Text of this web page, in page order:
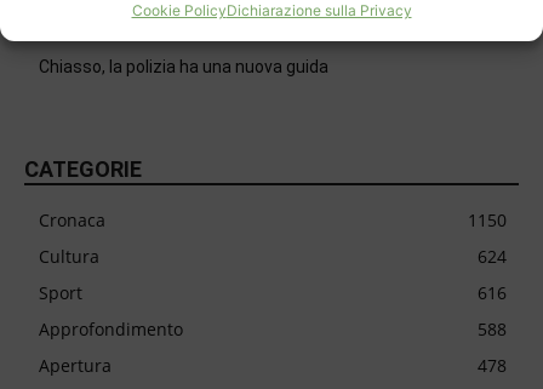
Cookie PolicyDichiarazione sulla Privacy
Delli Carri sposa il Mendrisio
Chiasso, la polizia ha una nuova guida
CATEGORIE
Cronaca
1150
Cultura
624
Sport
616
Approfondimento
588
Apertura
478